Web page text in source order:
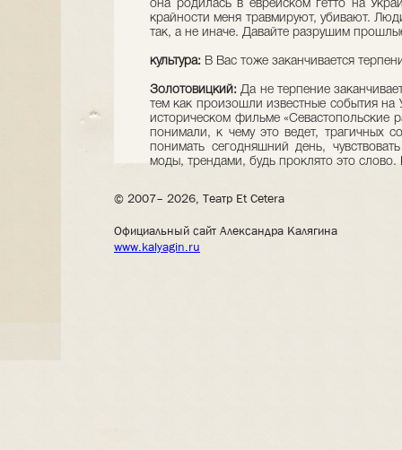
она родилась в еврейском гетто на
крайности меня травмируют, убивают.
так, а не иначе. Давайте разрушим
культура: В Вас тоже заканчивается
Золотовицкий:Да не терпение
тем как произошли известные события на
историческом фильме «Севастопольские
понимали, к чему это ведет, трагичных
понимать сегодняшний день,
моды, трендами, будь проклято это
© 2007– 2026, Театр Et Cetera
Официальный сайт Александра Калягина
www.kalyagin.ru